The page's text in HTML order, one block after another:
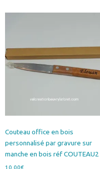
Couteau office en bois
personnalisé par gravure sur
manche en bois réf COUTEAU2
10.00€